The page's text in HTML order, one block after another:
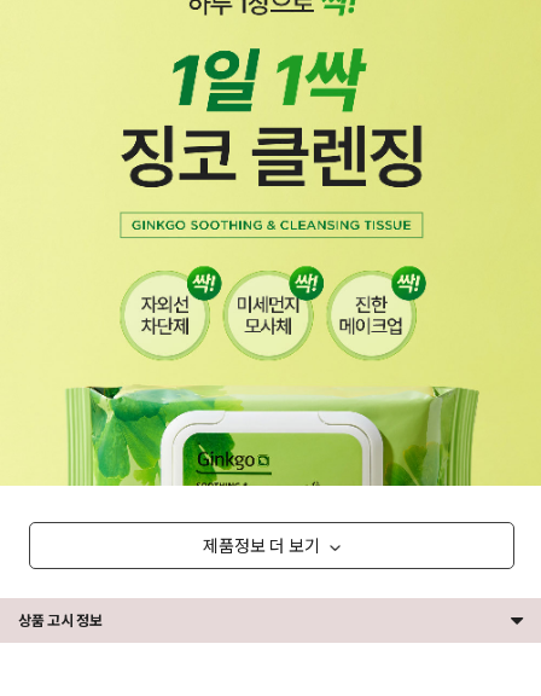
제품정보 더 보기
상품 고시 정보